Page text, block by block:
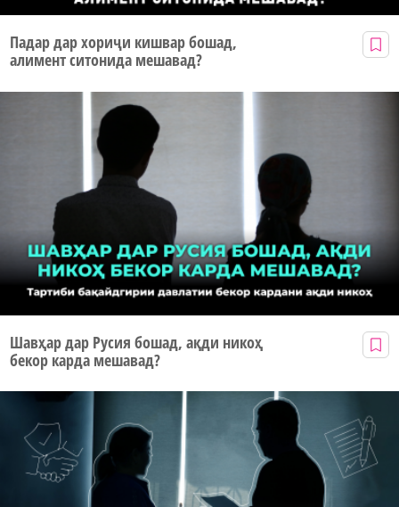
Падар дар хориҷи кишвар бошад,
алимент ситонида мешавад?
Шавҳар дар Русия бошад, ақди никоҳ
бекор карда мешавад?